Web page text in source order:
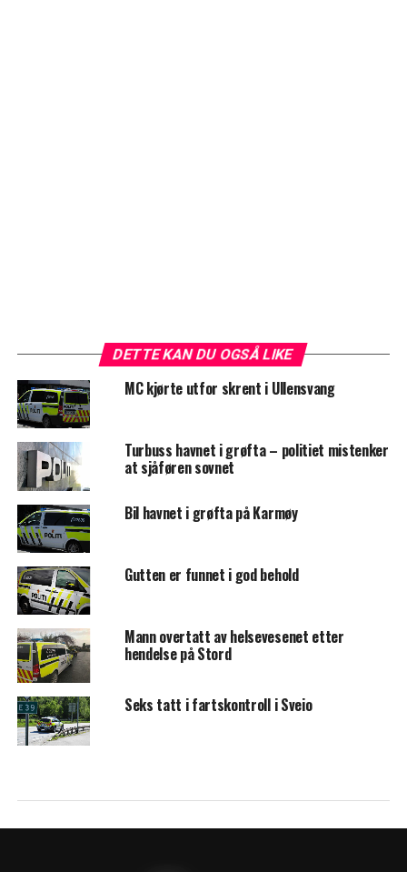
DETTE KAN DU OGSÅ LIKE
MC kjørte utfor skrent i Ullensvang
Turbuss havnet i grøfta – politiet mistenker
at sjåføren sovnet
Bil havnet i grøfta på Karmøy
Gutten er funnet i god behold
Mann overtatt av helsevesenet etter
hendelse på Stord
Seks tatt i fartskontroll i Sveio